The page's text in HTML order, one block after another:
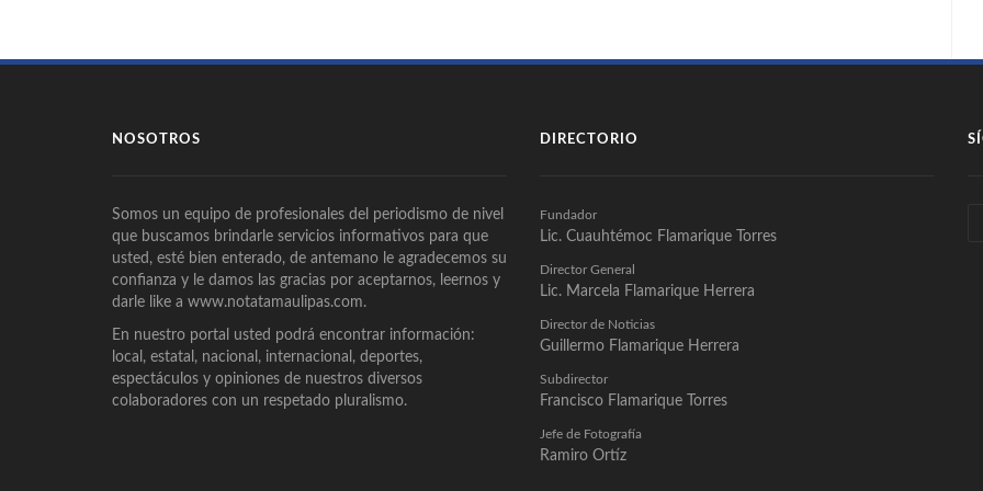
NOSOTROS
Somos un equipo de profesionales del periodismo de nivel
que buscamos brindarle servicios informativos para que
usted, esté bien enterado, de antemano le agradecemos su
confianza y le damos las gracias por aceptarnos, leernos y
darle like a www.notatamaulipas.com.
En nuestro portal usted podrá encontrar información:
local, estatal, nacional, internacional, deportes,
espectáculos y opiniones de nuestros diversos
colaboradores con un respetado pluralismo.
DIRECTORIO
Fundador
Lic. Cuauhtémoc Flamarique Torres
Director General
Lic. Marcela Flamarique Herrera
Director de Noticias
Guillermo Flamarique Herrera
Subdirector
Francisco Flamarique Torres
Jefe de Fotografía
Ramiro Ortíz